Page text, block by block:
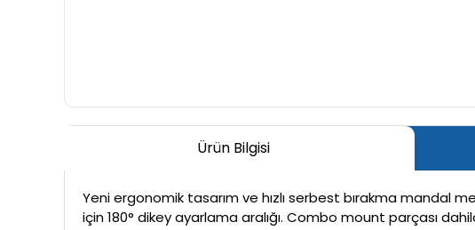
Ürün Bilgisi
Yeni ergonomik tasarım ve hızlı serbest bırakma mandal
için 180° dikey ayarlama aralığı. Combo mount parçası